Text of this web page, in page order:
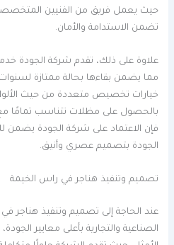
حيث يعمل فريق من الفنيين
تضمن الاستدامة والأمان.
علاوة على ذلك، تقدم شركة الجودة
مما يضمن بقاءها بحالة ممتازة
خيارات تخصيص متعددة من حيث
بالحصول على مظلات تتناسب تمامًا مع
فإن الاعتماد على شركة الجودة
الجودة بتصميم عصري وأنيق.
تصميم وتنفيذ هناجر في راس الخيمة
عند الحاجة إلى تصميم وتنفيذ هناجر
الصناعية والتجارية بأعلى معايير